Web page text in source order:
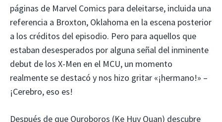
páginas de Marvel Comics para deleitarse, incluida una
referencia a Broxton, Oklahoma en la escena posterior
a los créditos del episodio. Pero para aquellos que
estaban desesperados por alguna señal del inminente
debut de los X-Men en el MCU, un momento
realmente se destacó y nos hizo gritar «¡hermano!» –
¡Cerebro, eso es!
Después de que Ouroboros (Ke Huy Quan) descubre